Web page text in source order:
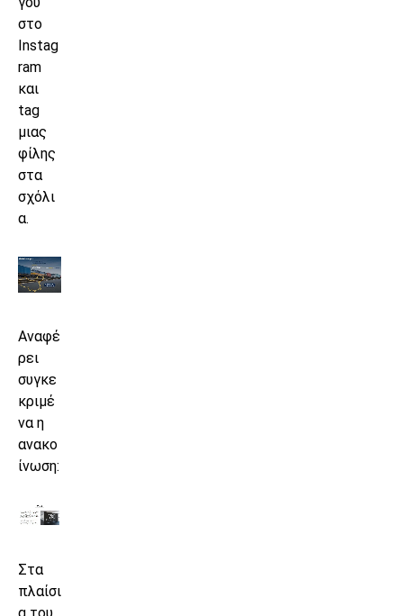
στο
Instag
ram
και
tag
μιας
φίλης
στα
σχόλι
α.
Αναφέ
ρει
συγκε
κριμέ
να η
ανακο
ίνωση:
Στα
πλαίσι